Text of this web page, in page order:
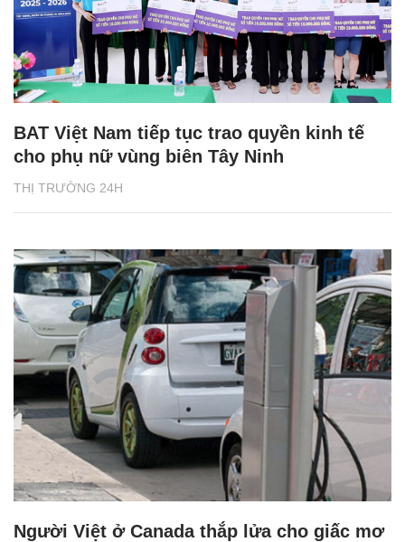
THỊ TRƯỜNG 24H
BAT Việt Nam tiếp tục trao quyền kinh tế
cho phụ nữ vùng biên Tây Ninh
Người Việt ở Canada thắp lửa cho giấc mơ